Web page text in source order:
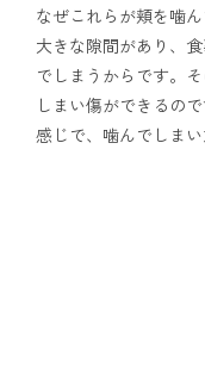
なぜこれらが頬を噛
大きな隙間があり、
でしまうからです。
しまい傷ができるの
感じで、噛んでしま